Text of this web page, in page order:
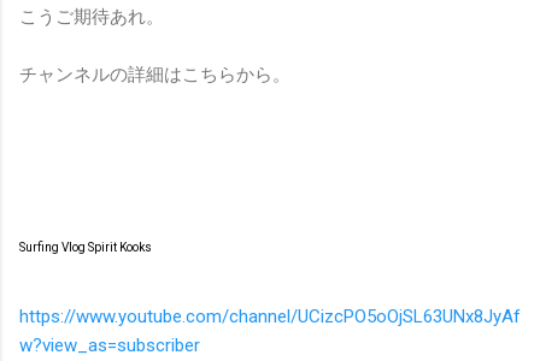
こうご期待あれ。
チャンネルの詳細はこちらから。
Surfing Vlog Spirit Kooks
https://www.youtube.com/channel/UCizcPO5oOjSL63UNx8JyAf
w?view_as=subscriber